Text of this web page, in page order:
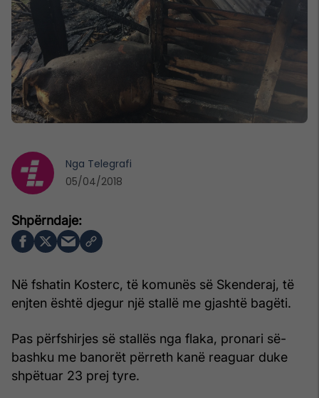
Në fshatin Kosterc, të komunës së Skenderaj, të
enjten është djegur një stallë me gjashtë bagëti.
Pas përfshirjes së stallës nga flaka, pronari së-
bashku me banorët përreth kanë reaguar duke
shpëtuar 23 prej tyre.
Nga Telegrafi
05/04/2018